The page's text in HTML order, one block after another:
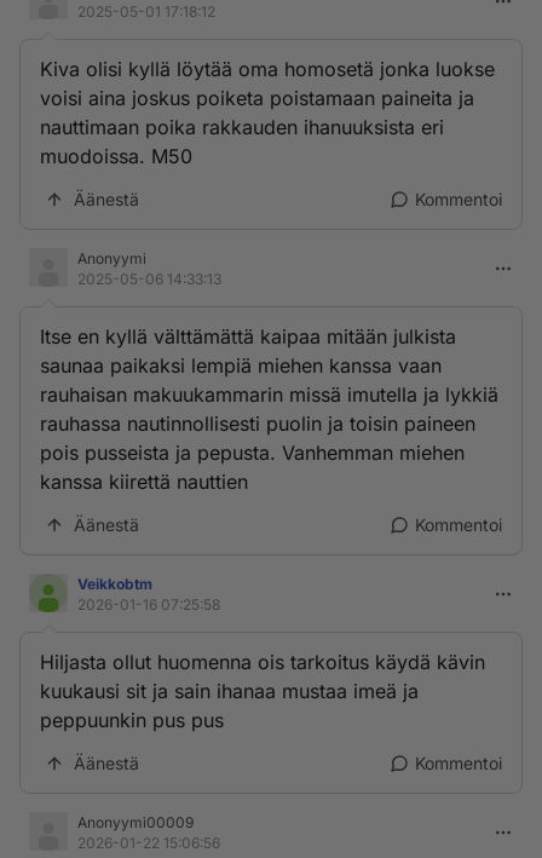
2025-05-01 17:18:12
Kiva olisi kyllä löytää oma homosetä jonka luokse
voisi aina joskus poiketa poistamaan paineita ja
nauttimaan poika rakkauden ihanuuksista eri
muodoissa. M50
Äänestä Kommentoi
Anonyymi
2025-05-06 14:33:13
Itse en kyllä välttämättä kaipaa mitään julkista
saunaa paikaksi lempiä miehen kanssa vaan
rauhaisan makuukammarin missä imutella ja lykkiä
rauhassa nautinnollisesti puolin ja toisin paineen
pois pusseista ja pepusta. Vanhemman miehen
kanssa kiirettä nauttien
Äänestä Kommentoi
Veikkobtm
2026-01-16 07:25:58
Hiljasta ollut huomenna ois tarkoitus käydä kävin
kuukausi sit ja sain ihanaa mustaa imeä ja
peppuunkin pus pus
Äänestä Kommentoi
Anonyymi00009
2026-01-22 15:06:56